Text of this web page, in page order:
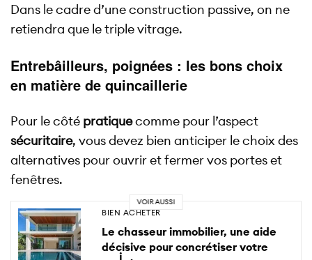
Dans le cadre d’une construction passive, on ne
retiendra que le triple vitrage.
Entrebâilleurs, poignées : les bons choix
en matière de quincaillerie
Pour le côté pratiquecomme pour l’aspect
sécuritaire, vous devez bien anticiper le choix des
alternatives pour ouvrir et fermer vos portes et
fenêtres.
VOIR AUSSI
BIEN ACHETER
Le chasseur immobilier, une aide
décisive pour concrétiser votre